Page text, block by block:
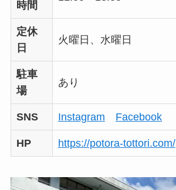
時間
定休
日
火曜日、水曜日
駐車
場
あり
SNS Instagram Facebook
HP https://potora-tottori.com/